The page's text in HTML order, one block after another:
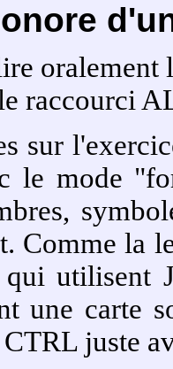
oralement
raccourci
sur
le mode
Comme la
utilisent
une carte
juste